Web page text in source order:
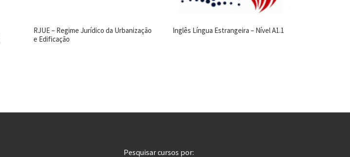
RJUE – Regime Jurídico da Urbanização
e Edificação
Inglês Língua Estrangeira – Nível A1.1
Pesquisar cursos por: